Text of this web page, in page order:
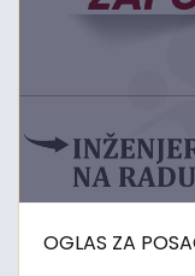
OGLAS ZA